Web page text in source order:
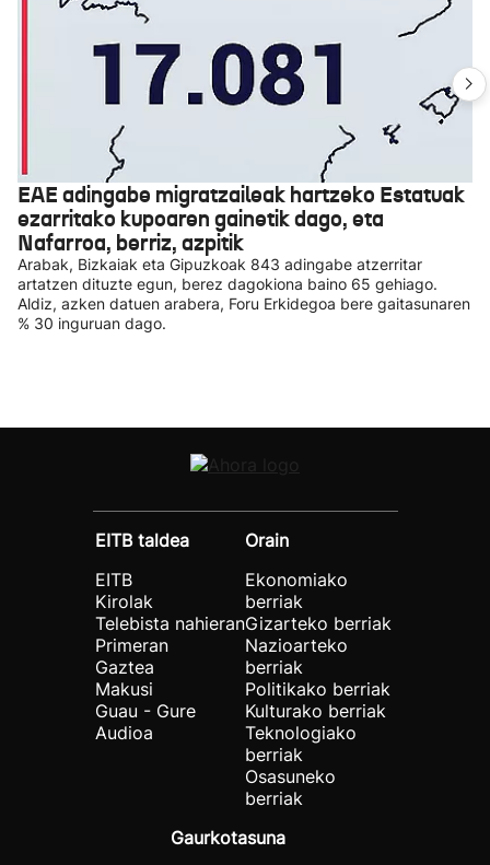
EAE adingabe migratzaileak hartzeko Estatuak
ezarritako kupoaren gainetik dago, eta
Nafarroa, berriz, azpitik
Arabak, Bizkaiak eta Gipuzkoak 843 adingabe atzerritar
artatzen dituzte egun, berez dagokiona baino 65 gehiago.
Aldiz, azken datuen arabera, Foru Erkidegoa bere gaitasunaren
% 30 inguruan dago.
EITB taldea
EITB
Kirolak
Telebista nahieran
Primeran
Gaztea
Makusi
Guau - Gure
Audioa
Orain
Ekonomiako
berriak
Gizarteko berriak
Nazioarteko
berriak
Politikako berriak
Kulturako berriak
Teknologiako
berriak
Osasuneko
berriak
Gaurkotasuna